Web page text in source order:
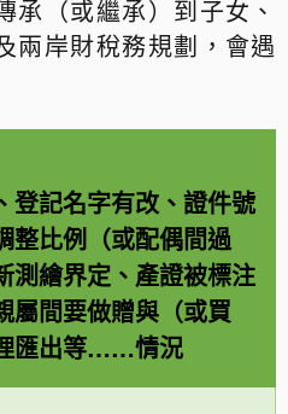
承（或繼承）到子女、
兩岸財稅務規劃，會遇
登記名字有改、證件號
整比例（或配偶間過
測繪界定、產證被標注
屬間要做贈與（或買
匯出等……情況